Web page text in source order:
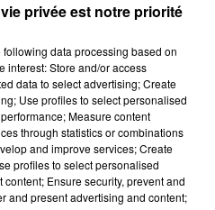
privée est notre priorité
following data processing based on
interest: Store and/or access
data to select advertising; Create
Use profiles to select personalised
Measure content
through statistics or combinations
and improve services; Create
profiles to select personalised
Ensure security, prevent and
and present advertising and content;